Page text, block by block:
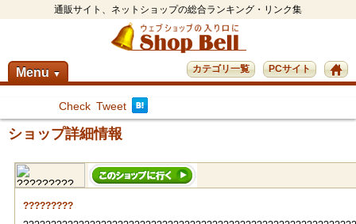
通販サイト、ネットショップの総合ランキング・リンク集
Menu ▼ PCサイト
カテゴリ一覧
Check Tweet
ショップ詳細情報
?????????